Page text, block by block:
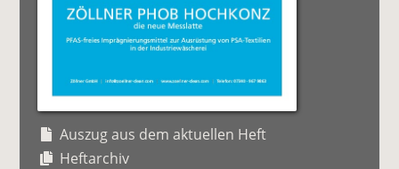
Auszug aus dem aktuellen Heft
Heftarchiv